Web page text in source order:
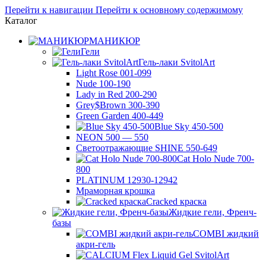
Перейти к навигации Перейти к основному содержимому
Каталог
МАНИКЮР
Гели
Гель-лаки SvitolArt
Light Rose 001-099
Nude 100-190
Lady in Red 200-290
Grey$Brown 300-390
Green Garden 400-449
Blue Sky 450-500
NEON 500 — 550
Светоотражающие SHINE 550-649
Cat Holo Nude 700-
800
PLATINUM 12930-12942
Мраморная крошка
Cracked краска
Жидкие гели, Френч-
базы
COMBI жидкий
акри-гель